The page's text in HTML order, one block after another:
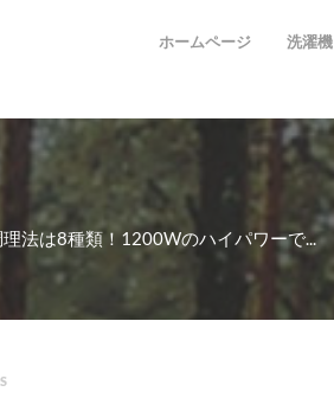
ホームページ 洗濯機
理法は8種類！1200Wのハイパワーで...